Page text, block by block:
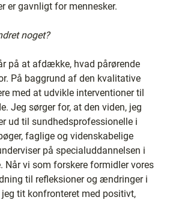
er gavnligt for mennesker.
noget?
på at afdække, hvad pårørende
På baggrund af den kvalitative
med at udvikle interventioner til
Jeg sørger for, at den viden, jeg
ud til sundhedsprofessionelle i
faglige og videnskabelige
på specialuddannelsen i
Når vi som forskere formidler vores
til refleksioner og ændringer i
tit konfronteret med positivt,